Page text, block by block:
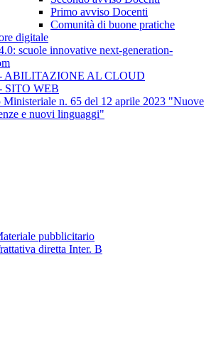
Primo avviso Docenti
Comunità di buone pratiche
digitale
scuole innovative next-generation-
ABILITAZIONE AL CLOUD
SITO WEB
Ministeriale n. 65 del 12 aprile 2023 "Nuove
e nuovi linguaggi"
pubblicitario
diretta Inter. B